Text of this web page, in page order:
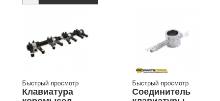
Быстрый просмотр
Клавиатура
Быстрый просмотр
Соединитель